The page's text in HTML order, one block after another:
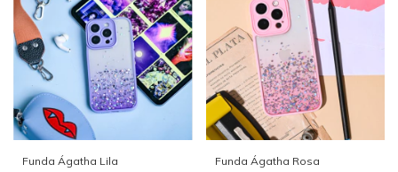
Funda Ágatha Lila
Funda Ágatha Rosa